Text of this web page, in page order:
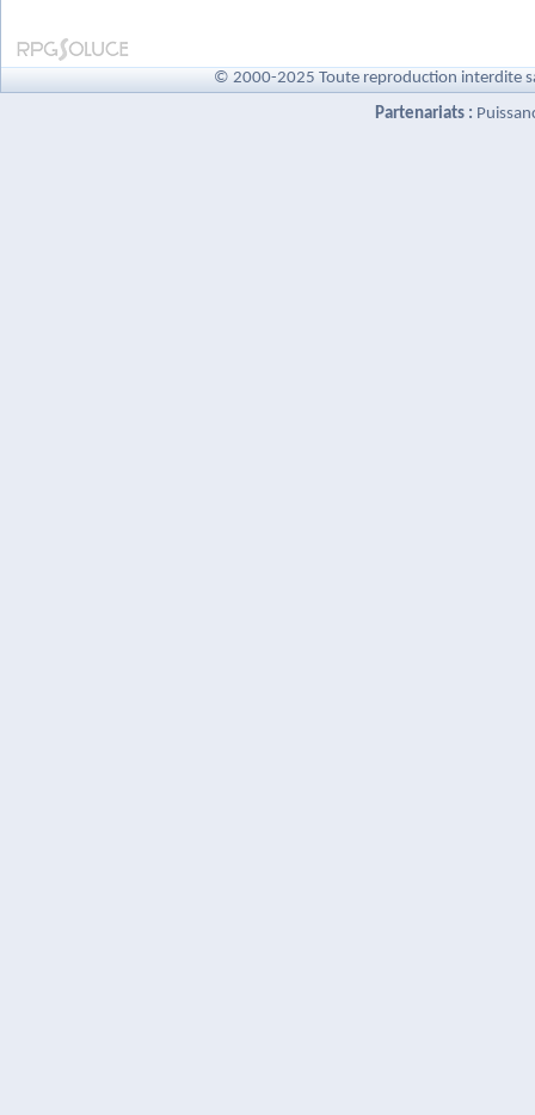
© 2000-2025 Toute reproduction interdite
Partenariats :